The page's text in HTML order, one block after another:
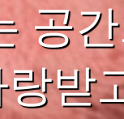
공
받